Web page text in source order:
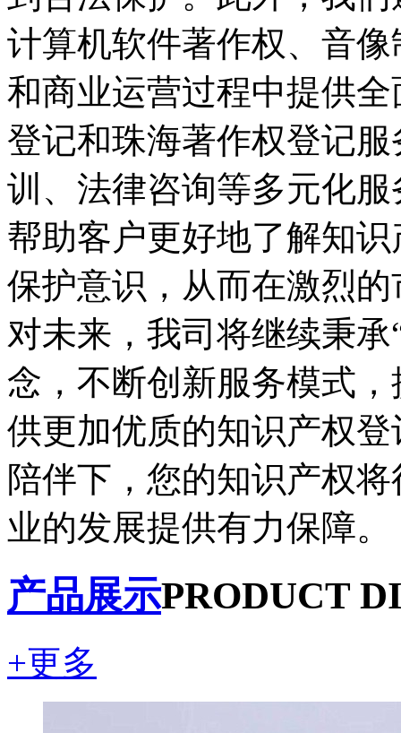
计算机软件著作权、音
和商业运营过程中提供
登记和珠海著作权登记
训、法律咨询等多元化
帮助客户更好地了解知
保护意识，从而在激烈
对未来，我司将继续秉
念，不断创新服务模式
供更加优质的知识产权
陪伴下，您的知识产权
业的发展提供有力保障。
产品展示PRODUCT
+更多